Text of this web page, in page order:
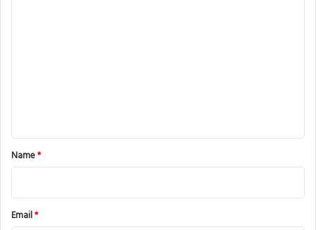
*
Name*
Email*